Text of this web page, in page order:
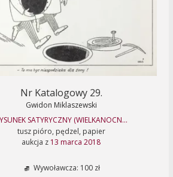
Nr Katalogowy 29.
Gwidon Miklaszewski
SATYRYCZNY (WIELKANOCN...
tusz pióro, pędzel, papier
aukcja z 13 marca 2018
Wywoławcza: 100 zł